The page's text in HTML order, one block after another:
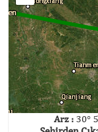
Arz : 30°